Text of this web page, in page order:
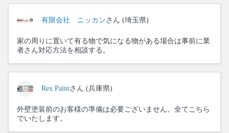
有限会社 ニッカン さん (埼玉県)
家の周りに置いて有る物で気になる物がある場合は事前に業
者さん対応方法を相談する。
Rex Paintさん (兵庫県)
外壁塗装前のお客様の準備は必要ございません。全てこちら
でいたします。